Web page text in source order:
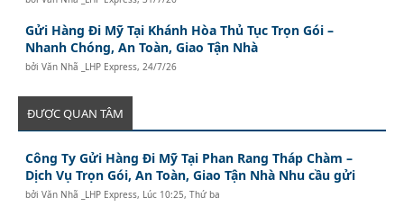
Gửi Hàng Đi Mỹ Tại Khánh Hòa Thủ Tục Trọn Gói –
Nhanh Chóng, An Toàn, Giao Tận Nhà
bởiVăn Nhã _LHP Express,24/7/26
ĐƯỢC QUAN TÂM
Công Ty Gửi Hàng Đi Mỹ Tại Phan Rang Tháp Chàm –
Dịch Vụ Trọn Gói, An Toàn, Giao Tận Nhà Nhu cầu gửi
bởiVăn Nhã _LHP Express, Lúc 10:25, Thứ ba